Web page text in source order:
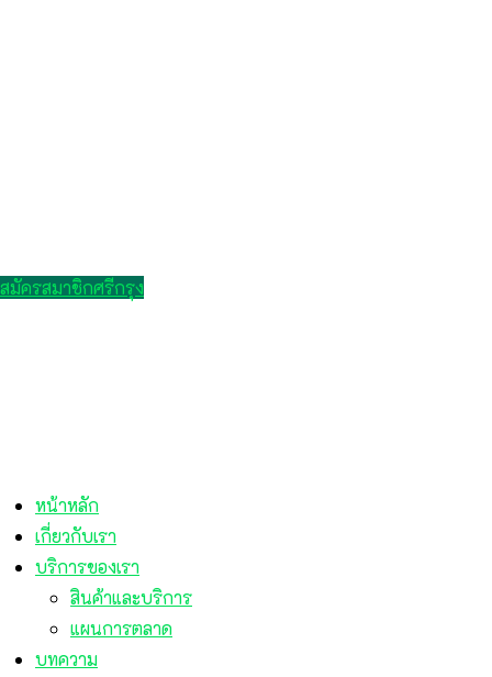
สมัครสมาชิกศรีกรุง
หน้าหลัก
เกี่ยวกับเรา
บริการของเรา
สินค้าและบริการ
แผนการตลาด
บทความ